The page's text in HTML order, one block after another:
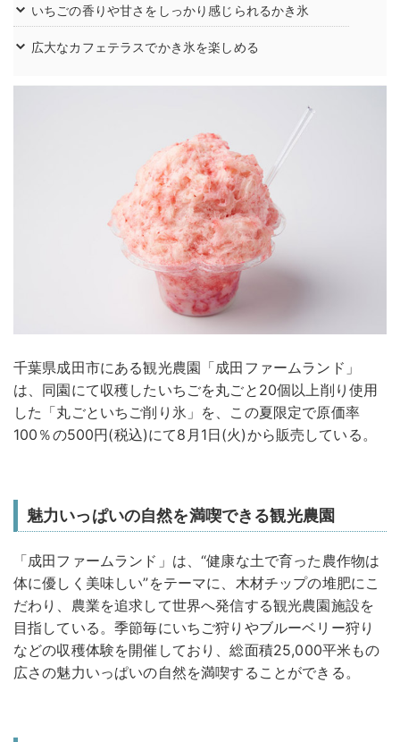
いちごの香りや甘さをしっかり感じられるかき氷
広大なカフェテラスでかき氷を楽しめる
千葉県成田市にある観光農園「成田ファームランド」
は、同園にて収穫したいちごを丸ごと20個以上削り使用
した「丸ごといちご削り氷」を、この夏限定で原価率
100％の500円(税込)にて8月1日(火)から販売している。
魅力いっぱいの自然を満喫できる観光農園
「成田ファームランド」は、“健康な土で育った農作物は
体に優しく美味しい”をテーマに、木材チップの堆肥にこ
だわり、農業を追求して世界へ発信する観光農園施設を
目指している。季節毎にいちご狩りやブルーベリー狩り
などの収穫体験を開催しており、総面積25,000平米もの
広さの魅力いっぱいの自然を満喫することができる。